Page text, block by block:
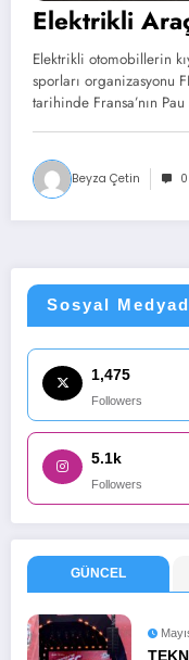
Elektrikli Araç
Elektrikli otomobillerin
sporları organizasyonu
tarihinde Fransa’nın
Beyza Çetin
Sosyal
1,475
Followers
5.1k
Followers
GÜNCEL